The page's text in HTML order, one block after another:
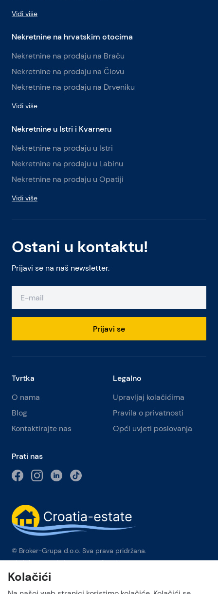
Ostani u kontaktu!
Prijavi se na naš newsletter.
Prijavi se
Vidi više
Nekretnine na hrvatskim otocima
Nekretnine na prodaju na Braču
Nekretnine na prodaju na Čiovu
Nekretnine na prodaju na Drveniku
Vidi više
Nekretnine u Istri i Kvarneru
Nekretnine na prodaju u Istri
Nekretnine na prodaju u Labinu
Nekretnine na prodaju u Opatiji
Vidi više
Tvrtka
O nama
Blog
Kontaktirajte nas
Legalno
Upravljaj kolačićima
Pravila o privatnosti
Opći uvjeti poslovanja
Prati nas
© Broker-Grupa d.o.o. Sva prava pridržana.
Obala kneza Branimira 1, 21000 Split-Phone: +385 98 384 007
Broker-grupa d.o.o. je ekskluzivni član Forbes Global
Properties u Hrvatskoj. Forbes® je registrirani zaštitni znak koji
Kolačići